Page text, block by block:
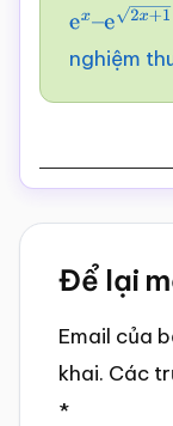
ex–e2 x+ 1 =
nghiệm
Reader
Để lại
Email của
khai. Các
*